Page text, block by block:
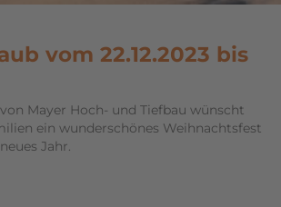
vom 22.12.2023 bis
Mayer Hoch- und Tiefbau wünscht
ein wunderschönes Weihnachtsfest
Jahr.